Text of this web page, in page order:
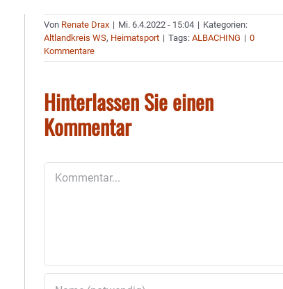
Von Renate Drax | Mi. 6.4.2022 - 15:04 | Kategorien:
Altlandkreis WS, Heimatsport | Tags:ALBACHING | 0
Kommentare
Hinterlassen Sie einen
Kommentar